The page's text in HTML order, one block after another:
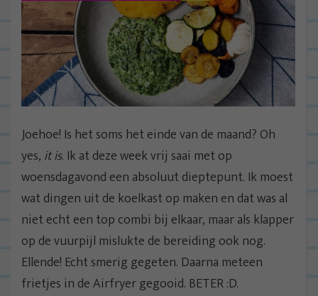
Joehoe! Is het soms het einde van de maand? Oh
yes, it is. Ik at deze week vrij saai met op
woensdagavond een absoluut dieptepunt. Ik moest
wat dingen uit de koelkast op maken en dat was al
niet echt een top combi bij elkaar, maar als klapper
op de vuurpijl mislukte de bereiding ook nog.
Ellende! Echt smerig gegeten. Daarna meteen
frietjes in de Airfryer gegooid. BETER :D.